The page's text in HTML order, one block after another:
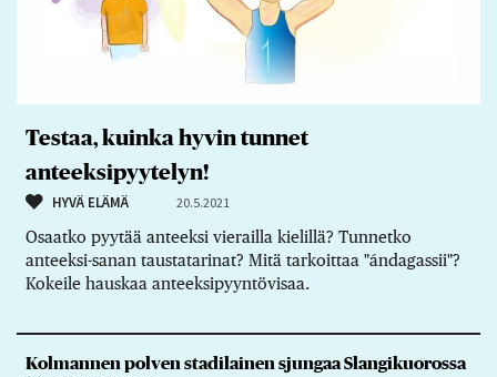
Testaa, kuinka hyvin tunnet
anteeksipyytelyn!
HYVÄ ELÄMÄ 20.5.2021
Osaatko pyytää anteeksi vierailla kielillä? Tunnetko
anteeksi-sanan taustatarinat? Mitä tarkoittaa "ándagassii"?
Kokeile hauskaa anteeksipyyntövisaa.
Kolmannen polven stadilainen sjungaa Slangikuorossa